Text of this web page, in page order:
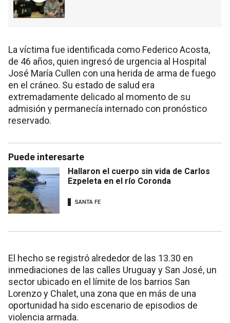
La víctima fue identificada como Federico Acosta,
de 46 años, quien ingresó de urgencia al Hospital
José María Cullen con una herida de arma de fuego
en el cráneo. Su estado de salud era
extremadamente delicado al momento de su
admisión y permanecía internado con pronóstico
reservado.
Puede interesarte
Hallaron el cuerpo sin vida de Carlos
Ezpeleta en el río Coronda
SANTA FE
El hecho se registró alrededor de las 13.30 en
inmediaciones de las calles Uruguay y San José, un
sector ubicado en el límite de los barrios San
Lorenzo y Chalet, una zona que en más de una
oportunidad ha sido escenario de episodios de
violencia armada.